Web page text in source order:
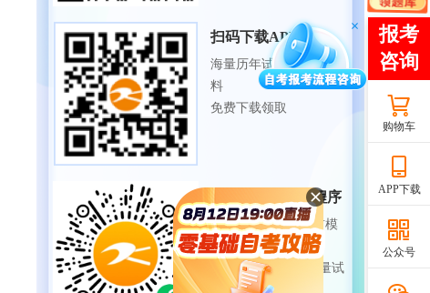
扫码下载APP
海量历年试题、备考资
料
免费下载领取
扫码进入微信小程序
每日练题巩固、考前模
拟实战
免费体验自考365海量试
购物车
APP下载
公众号